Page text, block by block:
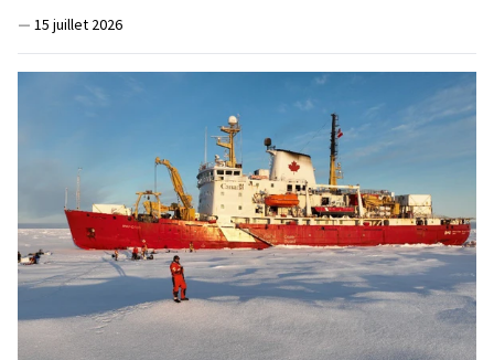
— 15 juillet 2026